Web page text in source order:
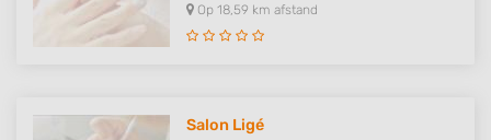
Op 18,59 km afstand
Salon Ligé
Develop and improve services
IAB Special Features: